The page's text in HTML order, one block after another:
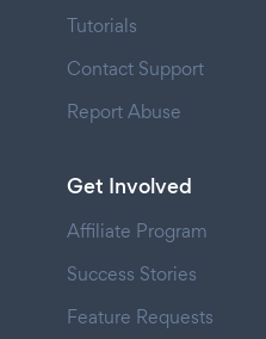
Tutorials
Contact Support
Report Abuse
Get Involved
Affiliate Program
Success Stories
Feature Requests